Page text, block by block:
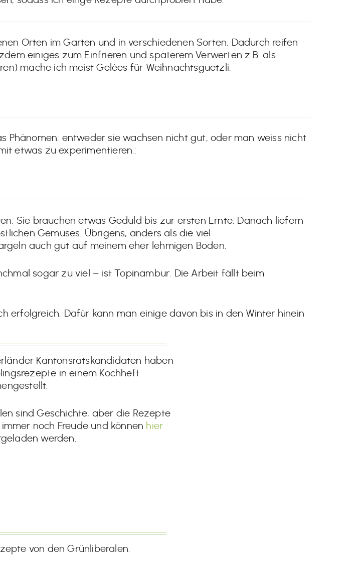
Orten im Garten und in verschiedenen Sorten. Dadurch reifen
einiges zum Einfrieren und späterem Verwerten z.B. als
mache ich meist Gelées für Weihnachtsguetzli.
entweder sie wachsen nicht gut, oder man weiss nicht
etwas zu experimentieren.:
Sie brauchen etwas Geduld bis zur ersten Ernte. Danach liefern
Gemüses. Übrigens, anders als die viel
auch gut auf meinem eher lehmigen Boden.
sogar zu viel – ist Topinambur. Die Arbeit fällt beim
erfolgreich. Dafür kann man einige davon bis in den Winter hinein
Kantonsratskandidaten haben
in einem Kochheft
sind Geschichte, aber die Rezepte
noch Freude und können hier
werden.
von den Grünliberalen.